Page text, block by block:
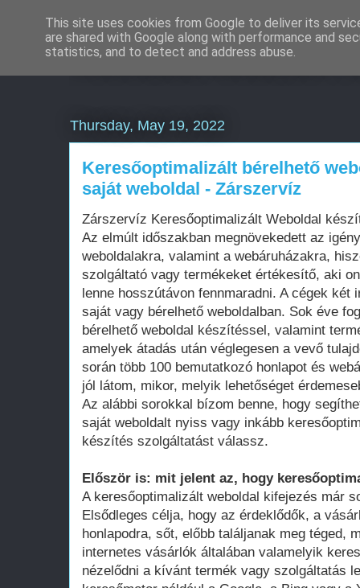
Weboldal készítés
Thursday, May 19, 2022
Keresőoptimalizált bérelhető
saját weboldal - Zárszervíz
Zárszervíz Keresőoptimalizált Weboldal
Az elmúlt időszakban megnövekedett az
weboldalakra, valamint a webáruházakra,
szolgáltató vagy termékeket értékesítő, aki
lenne hosszútávon fennmaradni. A cégek két
saját vagy bérelhető weboldalban. Sok éve
bérelhető weboldal készítéssel, valamint
amelyek átadás után véglegesen a vevő
során több 100 bemutatkozó honlapot és
jól látom, mikor, melyik lehetőséget
Az alábbi sorokkal bízom benne, hogy
saját weboldalt nyiss vagy inkább
készítés szolgáltatást válassz.
Először is: mit jelent az, hogy
A keresőoptimalizált weboldal kifejezés már
Elsődleges célja, hogy az érdeklődők, a
honlapodra, sőt, előbb találjanak meg téged,
internetes vásárlók általában valamelyik
nézelődni a kívánt termék vagy szolgáltatás
This site uses cookies from Google to deliver its
are shared with Google along with performance and
statistics, and to detect and address abuse.